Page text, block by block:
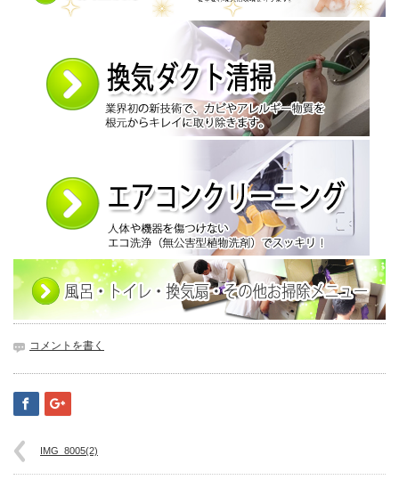
コメントを書く
IMG_8005(2)